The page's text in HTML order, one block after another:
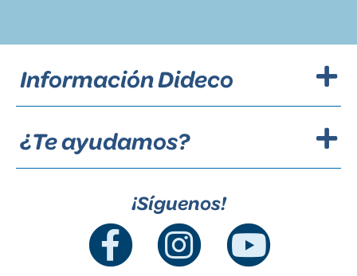
Información Dideco
¿Te ayudamos?
¡Síguenos!